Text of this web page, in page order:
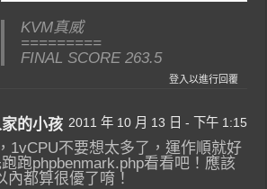
KVM真威
=========
FINAL SCORE 263.5
登入以進行回覆
的小孩 2011 年 10 月 13 日 - 下午 1:15
1vCPU不要想太多了，運作順就好
跑跑phpbenmark.php看看吧！應該
內都算很優了唷！